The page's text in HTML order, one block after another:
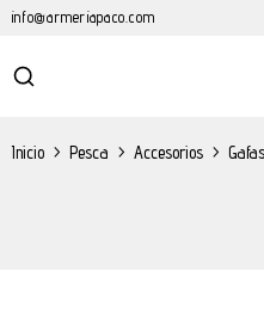
info@armeriapaco.com
Inicio > Pesca > Accesorios > Gafas